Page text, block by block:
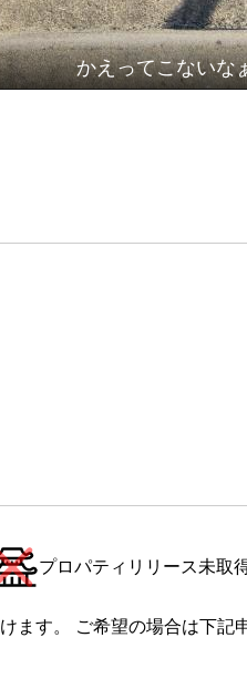
かえってこないな
プロパティリリース未取
ます。 ご希望の場合は下記